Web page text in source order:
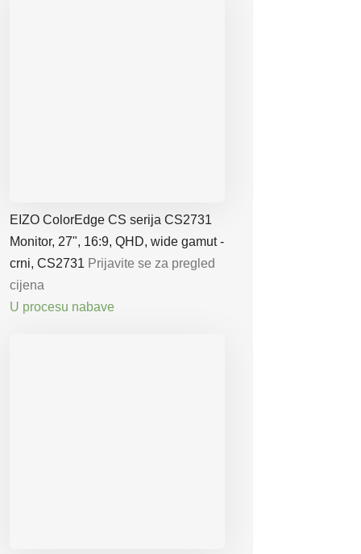
EIZO ColorEdge CS serija CS2731
Monitor, 27", 16:9, QHD, wide gamut -
crni, CS2731 Prijavite se za pregled
cijena
U procesu nabave